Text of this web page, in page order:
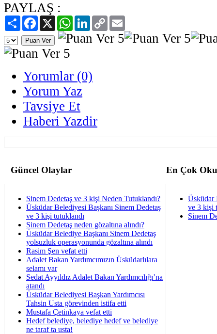
PAYLAŞ :
PaylaşFacebook
X WhatsAppLinkedIn
Copy
Link
Yorumlar (0)
Yorum Yaz
Tavsiye Et
Haberi Yazdir
Güncel Olaylar En Çok
Sinem Dedetaş ve 3 kişi Neden Tutuklandı?
Üsküdar Belediyesi Başkanı Sinem Dedetaş
ve 3 kişi tutuklandı
Sinem Dedetaş neden gözaltına alındı?
Üsküdar Belediye Başkanı Sinem Dedetaş
yolsuzluk operasyonunda gözaltına alındı
Rasim Şen vefat etti
Adalet Bakan Yardımcımızın Üsküdarlılara
selamı var
Sedat Ayyıldız Adalet Bakan Yardımcılığı’na
atandı
Üsküdar Belediyesi Başkan Yardımcısı
Tahsin Usta görevinden istifa etti
Mustafa Çetinkaya vefat etti
Hedef belediye, belediye hedef ve belediye
ne taraf ta usta!
Üsküdar
ve 3 kişi
Sinem